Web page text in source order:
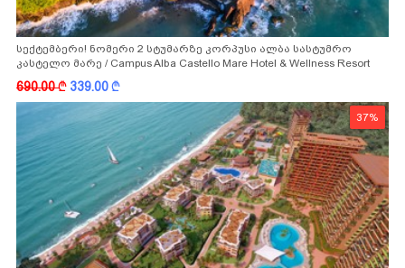
სექტემბერი! ნომერი 2 სტუმარზე კორპუსი ალბა სასტუმრო
კასტელო მარე / Campus Alba Castello Mare Hotel & Wellness Resort
690.00k 339.00k
37%